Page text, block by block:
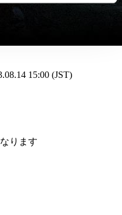
15:00 (JST)
ります